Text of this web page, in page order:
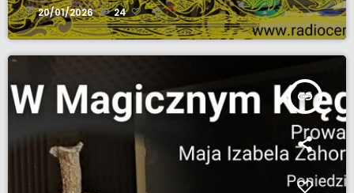
today 20/01/2026 24
insert_link